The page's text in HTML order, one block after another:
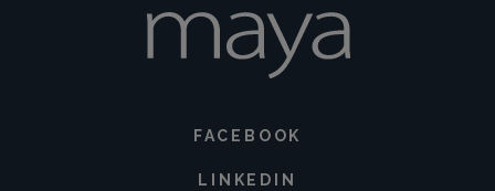
FACEBOOK
LINKEDIN